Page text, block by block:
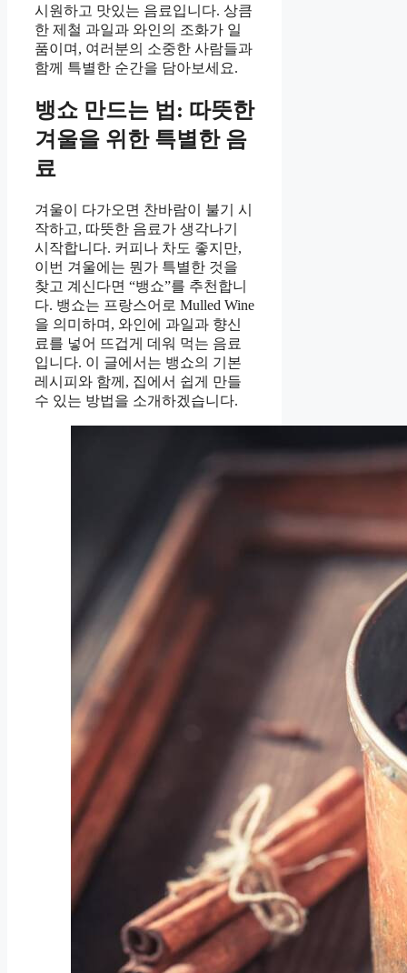
시원하고 맛있는 음료입니다. 상큼
한 제철 과일과 와인의 조화가 일
품이며, 여러분의 소중한 사람들과
함께 특별한 순간을 담아보세요.
뱅쇼 만드는 법: 따뜻한
겨울을 위한 특별한 음
료
겨울이 다가오면 찬바람이 불기 시
작하고, 따뜻한 음료가 생각나기
시작합니다. 커피나 차도 좋지만,
이번 겨울에는 뭔가 특별한 것을
찾고 계신다면 “뱅쇼”를 추천합니
다. 뱅쇼는 프랑스어로 Mulled Wine
을 의미하며, 와인에 과일과 향신
료를 넣어 뜨겁게 데워 먹는 음료
입니다. 이 글에서는 뱅쇼의 기본
레시피와 함께, 집에서 쉽게 만들
수 있는 방법을 소개하겠습니다.